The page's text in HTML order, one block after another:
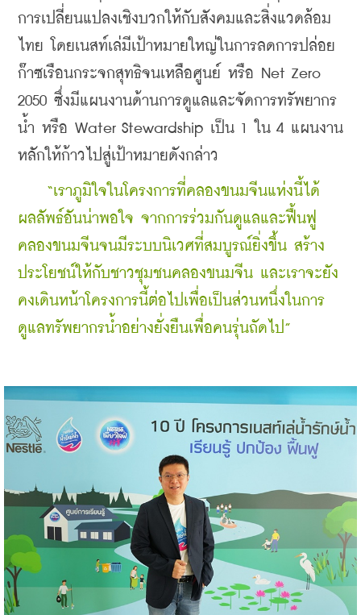
การเปลี่ยนแปลงเชิงบวกให้กับสังคมและสิ่งแวดล้อม
ไทย โดยเนสท์เล่มีเป้าหมายใหญ่ในการลดการปล่อย
ก๊าซเรือนกระจกสุทธิจนเหลือศูนย์ หรือ Net Zero
2050 ซึ่งมีแผนงานด้านการดูแลและจัดการทรัพยากร
น้ำ หรือ Water Stewardship เป็น 1 ใน 4 แผนงาน
หลักให้ก้าวไปสู่เป้าหมายดังกล่าว
“เราภูมิใจในโครงการที่คลองขนมจีนแห่งนี้ได้
ผลลัพธ์อันน่าพอใจ จากการร่วมกันดูแลและฟื้นฟู
คลองขนมจีนจนมีระบบนิเวศที่สมบูรณ์ยิ่งขึ้น สร้าง
ประโยชน์ให้กับชาวชุมชนคลองขนมจีน และเราจะยัง
คงเดินหน้าโครงการนี้ต่อไปเพื่อเป็นส่วนหนึ่งในการ
ดูแลทรัพยากรน้ำอย่างยั่งยืนเพื่อคนรุ่นถัดไป”